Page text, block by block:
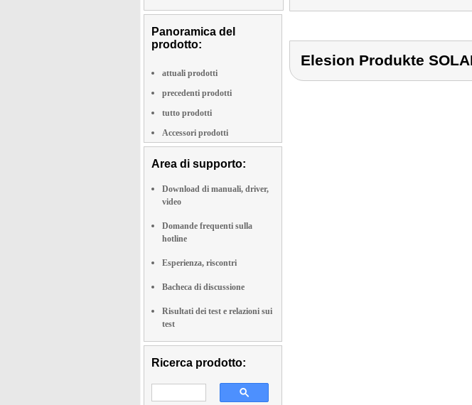
Panoramica del
prodotto:
attuali prodotti
precedenti prodotti
tutto prodotti
Accessori prodotti
Area di supporto:
Download di manuali, driver,
video
Domande frequenti sulla
hotline
Esperienza, riscontri
Bacheca di discussione
Risultati dei test e relazioni sui
test
Ricerca prodotto:
Elesion Produkte